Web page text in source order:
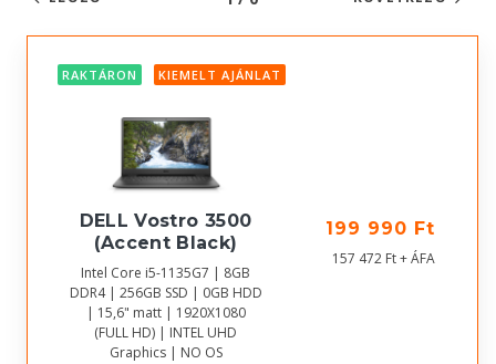
RAKTÁRON KIEMELT AJÁNLAT
DELL Vostro 3500
(Accent Black)
Intel Core i5-1135G7 | 8GB
DDR4 | 256GB SSD | 0GB HDD
| 15,6" matt | 1920X1080
(FULL HD) | INTEL UHD
Graphics | NO OS
199 990 Ft
157 472 Ft + ÁFA